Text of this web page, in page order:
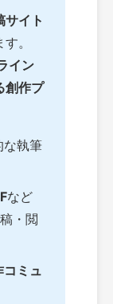
サイト
。
イン
創作プ
な執筆
など
・閲
コミュ